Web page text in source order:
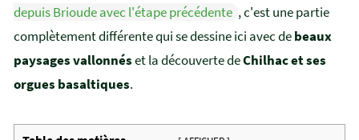
depuis Brioude avec l'étape précédente , c'est une partie
complètement différente qui se dessine ici avec debeaux
paysages vallonnéset la découverte deChilhac et ses
orgues basaltiques.